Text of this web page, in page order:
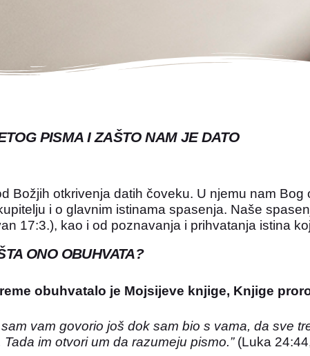
PISMA I ZAŠTO NAM JE DATO
Božjih otkrivenja datih čoveku. U njemu nam Bog
i o glavnim istinama spasenja. Naše
17:3.), kao i od poznavanja i prihvatanja istina
ONO OBUHVATA?
obuhvatalo je Mojsijeve knjige, Knjige
vam govorio još dok sam bio s vama, da sve
Tada im otvori um da razumeju pismo.” (Luka